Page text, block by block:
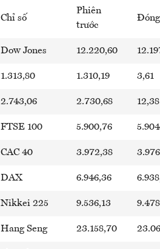
Chỉ số
Phiên
trước
Dow Jones 12.220,60
1.313,80 1.310,19 3,61
2.743,06 2.730,68 12,38
FTSE 100 5.900,76
CAC 40 3.972,38
DAX 6.946,36
Nikkei 225 9.536,13
Hang Seng 23.158,70